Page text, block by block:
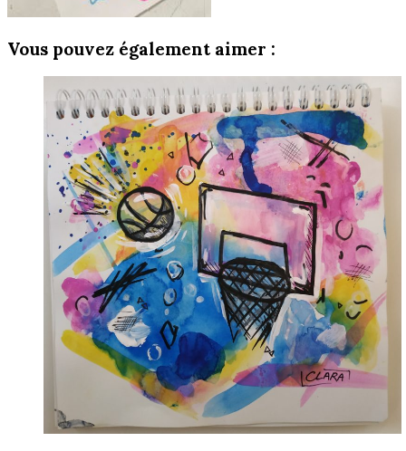
Vous pouvez également aimer :